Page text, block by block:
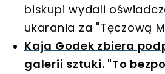
biskupi wydali
ukarania za "Tęczową
Kaja Godek zbiera
galerii sztuki. "To